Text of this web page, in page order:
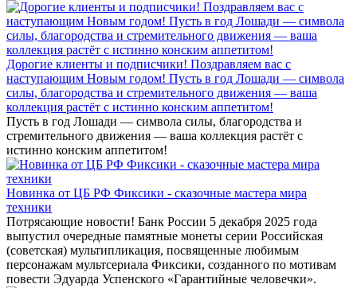
Дорогие клиенты и подписчики! Поздравляем вас с
наступающим Новым годом! Пусть в год Лошади — символа
силы, благородства и стремительного движения — ваша
коллекция растёт с истинно конским аппетитом!
Пусть в год Лошади — символа силы, благородства и
стремительного движения — ваша коллекция растёт с
истинно конским аппетитом!
Новинка от ЦБ РФ Фиксики - сказочные мастера мира
техники
Потрясающие новости! Банк России 5 декабря 2025 года
выпустил очередные памятные монеты серии Российская
(советская) мультипликация, посвященные любимым
персонажам мультсериала Фиксики, созданного по мотивам
повести Эдуарда Успенского «Гарантийные человечки».